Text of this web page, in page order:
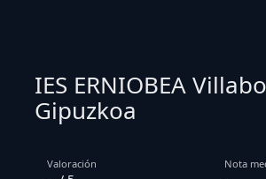
IES ERNIOBEA
Gipuzkoa
Valoración Nota